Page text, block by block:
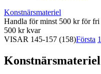
Konstnärsmateriel
Handla för minst 500 kr för fri
500 kr kvar
VISAR 145-157 (158)Första 1
Konstnärsmateriel